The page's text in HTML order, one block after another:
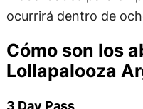
ocurrirá dentro de
Cómo son los
Lollapalooza
3 Day Pass